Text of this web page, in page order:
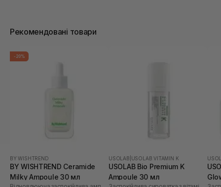
Рекомендовані товари
-20%
BY WISHTREND
BY WISHTREND Ceramide
Milky Ampoule 30 мл
USOLAB USOLAB VITAMIN K
USOLAB Bio Premium K
Ampoule 30 мл